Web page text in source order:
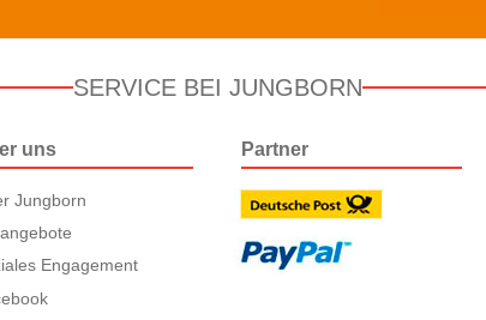
SERVICE BEI JUNGBORN
uns
Jungborn
Engagement
Partner